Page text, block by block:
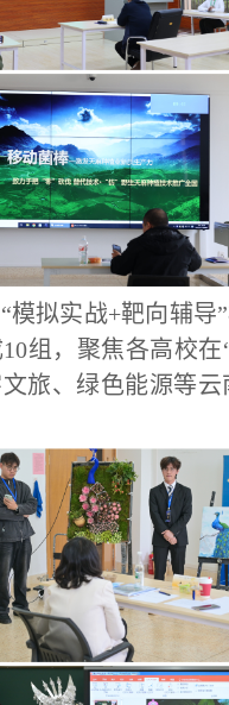
模拟实战+靶向辅导
组，聚焦各高校
旅、绿色能源等